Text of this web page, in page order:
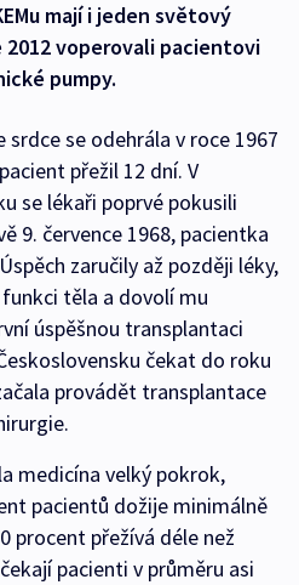
mají i jeden světový
voperovali pacientovi
pumpy.
se odehrála v roce 1967
přežil 12 dní. V
se lékaři poprvé pokusili
9. července 1968, pacientka
zaručily až později léky,
těla a dovolí mu
úspěšnou transplantaci
čekat do roku
provádět transplantace
medicína velký pokrok,
pacientů dožije minimálně
procent přežívá déle než
pacienti v průměru asi